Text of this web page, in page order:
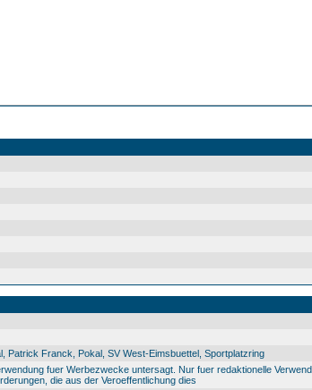
Patrick Franck, Pokal, SV West-Eimsbuettel, Sportplatzring
fuer Werbezwecke untersagt. Nur fuer redaktionelle
die aus der Veroeffentlichung dies